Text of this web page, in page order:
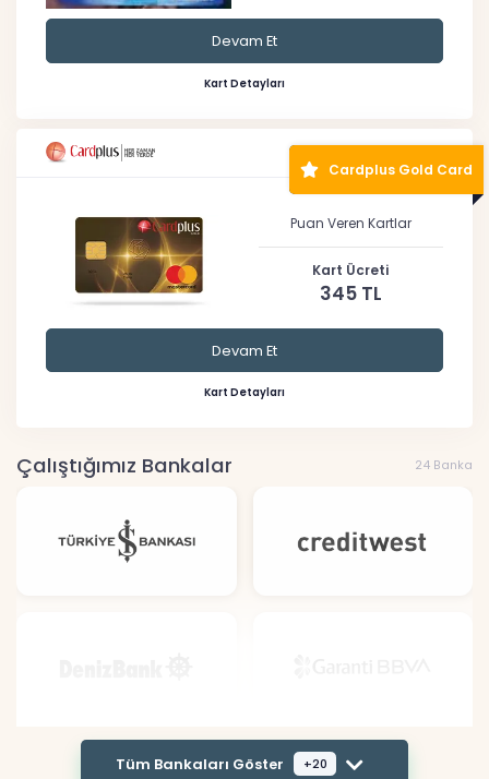
Devam Et
Kart Detayları
Cardplus Gold Card
Puan Veren Kartlar
Kart Ücreti
345 TL
Devam Et
Kart Detayları
Çalıştığımız Bankalar 24 Banka
Tüm Bankaları Göster +20